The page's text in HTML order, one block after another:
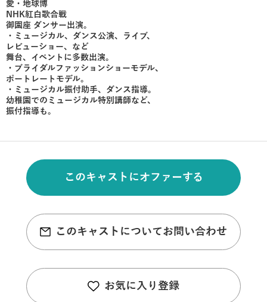
愛・地球博
NHK紅白歌合戦
御園座 ダンサー出演。
・ミュージカル、ダンス公演、ライブ、
レビューショー、など
舞台、イベントに多数出演。
・ブライダルファッションショーモデル、
ポートレートモデル。
・ミュージカル振付助手、ダンス指導。
幼稚園でのミュージカル特別講師など、
振付指導も。
このキャストにオファーする
このキャストについてお問い合わせ
お気に入り登録